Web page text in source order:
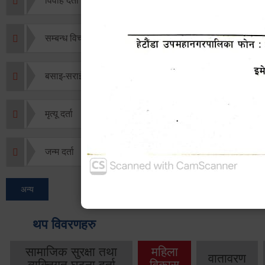
सम्बन्ध विच्छेद दर्ता
बसाइ-सराई जाने/आउने दर्ता
मृत्यू दर्ता
जन्म दर्ता
अन्य
थप विवरणहरु
सामाजिक सुरक्षा तथा
महिला
वातावरण